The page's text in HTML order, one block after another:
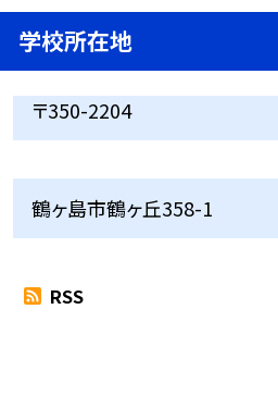
学校所在地
〒350-2204
鶴ヶ島市鶴ヶ丘358-1
RSS